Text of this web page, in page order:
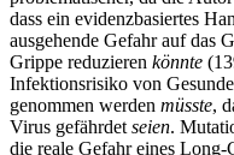
dass ein evidenzbasiertes
ausgehende Gefahr auf das
Grippe reduzieren könnte
Infektionsrisiko von
genommen werden müsste,
Virus gefährdet seien.
die reale Gefahr eines